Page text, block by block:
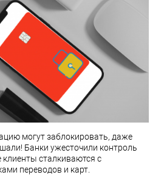
могут заблокировать, даже
Банки ужесточили контроль
сталкиваются с
переводов и карт.